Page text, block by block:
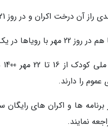
صادق جوادی خواهد بود.
را دارند.
نمایند.